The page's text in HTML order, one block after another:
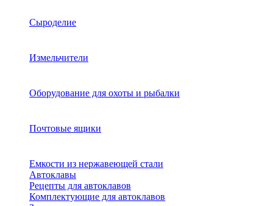
Сыроделие
Измельчители
Оборудование для охоты и рыбалки
Почтовые ящики
Емкости из нержавеющей стали
Автоклавы
Рецепты для автоклавов
Комплектующие для автоклавов